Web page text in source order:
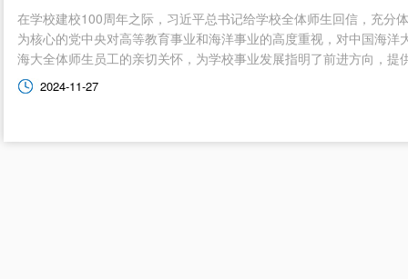
在学校建校100周年之际，习近平总书记给学校全体师生回信，充分
为核心的党中央对高等教育事业和海洋事业的高度重视，对中国海洋
海大全体师生员工的亲切关怀，为学校事业发展指明了前进方向，提
2024-11-27